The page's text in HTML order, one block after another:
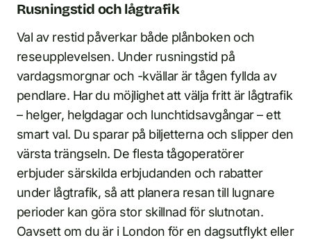
Rusningstid och lågtrafik
Val av restid påverkar både plånboken och
reseupplevelsen. Under rusningstid på
vardagsmorgnar och -kvällar är tågen fyllda av
pendlare. Har du möjlighet att välja fritt är lågtrafik
– helger, helgdagar och lunchtidsavgångar – ett
smart val. Du sparar på biljetterna och slipper den
värsta trängseln. De flesta tågoperatörer
erbjuder särskilda erbjudanden och rabatter
under lågtrafik, så att planera resan till lugnare
perioder kan göra stor skillnad för slutnotan.
Oavsett om du är i London för en dagsutflykt eller